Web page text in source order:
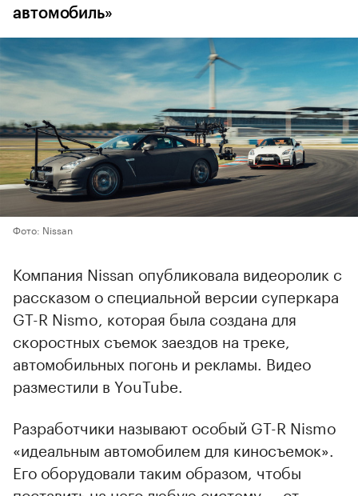
автомобиль»
Фото: Nissan
Компания Nissan опубликовала видеоролик с
рассказом о специальной версии суперкара
GT-R Nismo, которая была создана для
скоростных съемок заездов на треке,
автомобильных погонь и рекламы. Видео
разместили в YouTube.
Разработчики называют особый GT-R Nismo
«идеальным автомобилем для киносъемок».
Его оборудовали таким образом, чтобы